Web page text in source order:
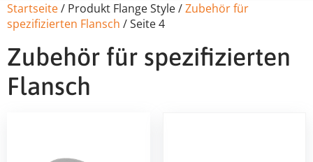
Startseite/ Produkt Flange Style /Zubehör für
spezifizierten Flansch / Seite 4
Zubehör für spezifizierten
Flansch